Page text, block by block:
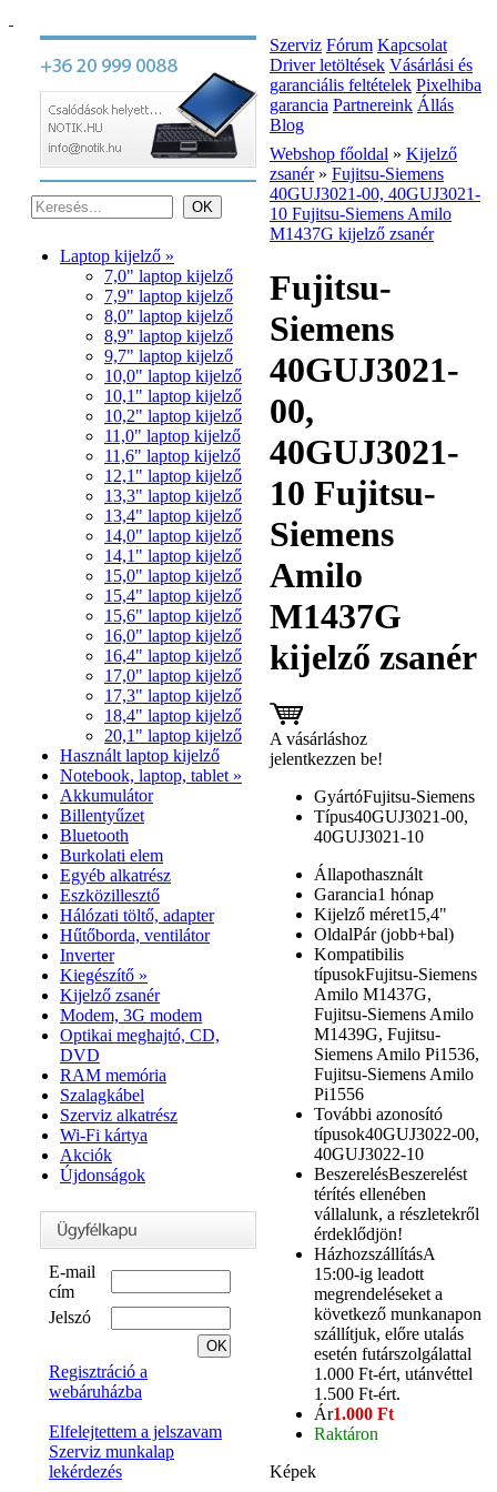
Laptop kijelző »
7,0" laptop kijelző
7,9" laptop kijelző
8,0" laptop kijelző
8,9" laptop kijelző
9,7" laptop kijelző
10,0" laptop kijelző
10,1" laptop kijelző
10,2" laptop kijelző
11,0" laptop kijelző
11,6" laptop kijelző
12,1" laptop kijelző
13,3" laptop kijelző
13,4" laptop kijelző
14,0" laptop kijelző
14,1" laptop kijelző
15,0" laptop kijelző
15,4" laptop kijelző
15,6" laptop kijelző
16,0" laptop kijelző
16,4" laptop kijelző
17,0" laptop kijelző
17,3" laptop kijelző
18,4" laptop kijelző
20,1" laptop kijelző
Használt laptop kijelző
Notebook, laptop, tablet »
Akkumulátor
Billentyűzet
Bluetooth
Burkolati elem
Egyéb alkatrész
Eszközillesztő
Hálózati töltő, adapter
Hűtőborda, ventilátor
Inverter
Kiegészítő »
Kijelző zsanér
Modem, 3G modem
Optikai meghajtó, CD,
DVD
RAM memória
Szalagkábel
Szerviz alkatrész
Wi-Fi kártya
Akciók
Újdonságok
E-mail
cím
Jelszó
Regisztráció a
webáruházba
Elfelejtettem a jelszavam
Szerviz munkalap
lekérdezés
Szerviz Fórum Kapcsolat
Driver letöltések Vásárlási és
garanciális feltételek Pixelhiba
garancia Partnereink Állás
Blog
Webshop főoldal » Kijelző
zsanér» Fujitsu-Siemens
40GUJ3021-00, 40GUJ3021-
10 Fujitsu-Siemens Amilo
M1437G kijelző zsanér
Fujitsu-
Siemens
40GUJ3021-
00,
40GUJ3021-
10 Fujitsu-
Siemens
Amilo
M1437G
kijelző zsanér
A vásárláshoz
jelentkezzen be!
GyártóFujitsu-Siemens
Típus40GUJ3021-00,
40GUJ3021-10
Állapothasznált
Garancia1 hónap
Kijelző méret15,4"
OldalPár (jobb+bal)
Kompatibilis
típusokFujitsu-Siemens
Amilo M1437G,
Fujitsu-Siemens Amilo
M1439G, Fujitsu-
Siemens Amilo Pi1536,
Fujitsu-Siemens Amilo
Pi1556
További azonosító
típusok40GUJ3022-00,
40GUJ3022-10
BeszerelésBeszerelést
térítés ellenében
vállalunk, a részletekről
érdeklődjön!
HázhozszállításA
15:00-ig leadott
megrendeléseket a
következő munkanapon
szállítjuk, előre utalás
esetén futárszolgálattal
1.000 Ft-ért, utánvéttel
1.500 Ft-ért.
Ár1.000 Ft
Raktáron
Képek